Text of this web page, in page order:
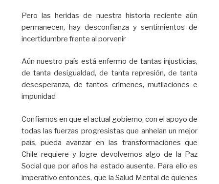
Pero las heridas de nuestra historia reciente aún
permanecen, hay desconfianza y sentimientos de
incertidumbre frente al porvenir
Aún nuestro país está enfermo de tantas injusticias,
de tanta desigualdad, de tanta represión, de tanta
desesperanza, de tantos crímenes, mutilaciones e
impunidad
Confiamos en que el actual gobierno, con el apoyo de
todas las fuerzas progresistas que anhelan un mejor
país, pueda avanzar en las transformaciones que
Chile requiere y logre devolvernos algo de la Paz
Social que por años ha estado ausente. Para ello es
imperativo entonces, que la Salud Mental de quienes